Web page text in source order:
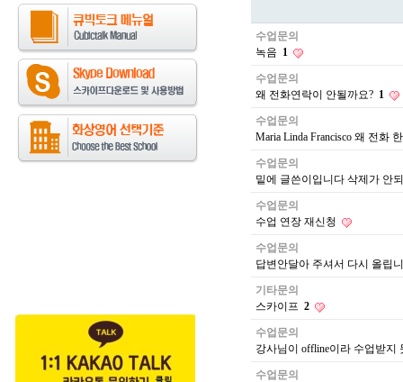
수업문의
녹음 1
수업문의
왜 전화연락이 안될까요? 1
수업문의
Maria Linda Francisco 왜 전화
수업문의
밑에 글쓴이입니다 삭제가 안
수업문의
수업 연장 재신청
수업문의
답변안달아 주셔서 다시 올립
기타문의
스카이프 2
수업문의
강사님이 offline이라 수업받지
수업문의